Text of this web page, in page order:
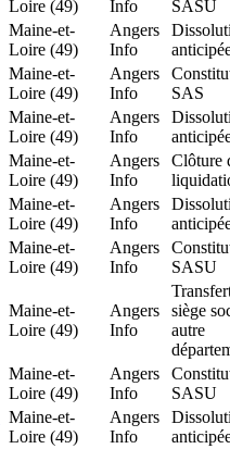
Loire (49)
Info
SASU
Maine-et-
Loire (49)
Angers
Info
Maine-et-
Loire (49)
Angers
Info
SAS
Maine-et-
Loire (49)
Angers
Info
Maine-et-
Loire (49)
Angers
Info
Clôture
Maine-et-
Loire (49)
Angers
Info
Maine-et-
Loire (49)
Angers
Info
SASU
Maine-et-
Loire (49)
Angers
Info
siège
autre
Maine-et-
Loire (49)
Angers
Info
SASU
Maine-et-
Loire (49)
Angers
Info